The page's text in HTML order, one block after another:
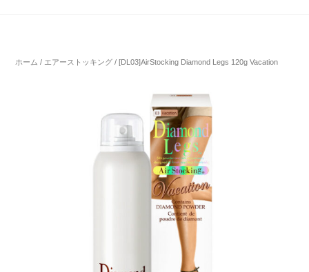
ホーム / エアーストッキング / [DL03]AirStocking Diamond Legs 120g Vacation